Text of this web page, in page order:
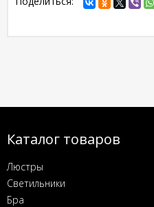
Каталог товаров
Люстры
Светильники
Бра